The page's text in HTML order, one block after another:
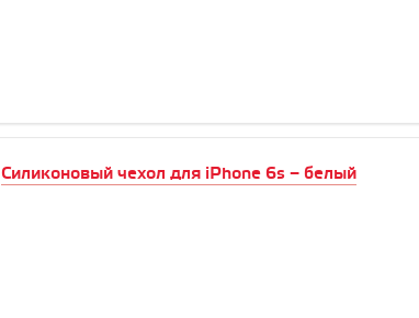
Силиконовый чехол для iPhone 6s – белый